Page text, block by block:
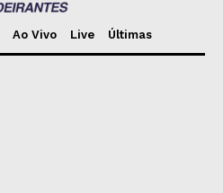
Ao Vivo Live Últimas